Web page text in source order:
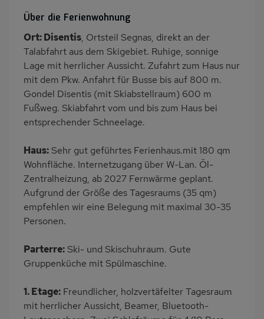
Herd (2 Platten)
Herd (4 Kochfelder)
Backofen
Geschirrspülmaschine
Kühlschrank
Mikrowelle
Gefrierschrank
Panoramablick
Lage im Skigebiet
Haustiere/Hund
verboten
freistehend
Internet
Zusätzliches Badezimmer
Bergblick
Bettwäsche mietbar
Über die Ferienwohnung
Ort: Disentis, Ortsteil Segnas, direkt an der
Talabfahrt aus dem Skigebiet. Ruhige, sonnige
Lage mit herrlicher Aussicht. Zufahrt zum Haus nur
mit dem Pkw. Anfahrt für Busse bis auf 800 m.
Gondel Disentis (mit Skiabstellraum) 600 m
Fußweg. Skiabfahrt vom und bis zum Haus bei
entsprechender Schneelage.
Haus: Sehr gut geführtes Ferienhaus.mit 180 qm
Wohnfläche. Internetzugang über W-Lan. Öl-
Zentralheizung, ab 2027 Fernwärme geplant.
Aufgrund der Größe des Tagesraums (35 qm)
empfehlen wir eine Belegung mit maximal 30-35
Personen.
Parterre: Ski- und Skischuhraum. Gute
Gruppenküche mit Spülmaschine.
1. Etage: Freundlicher, holzvertäfelter Tagesraum
mit herrlicher Aussicht, Beamer, Bluetooth-